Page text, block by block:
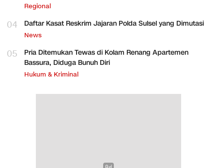
Regional
04 Daftar Kasat Reskrim Jajaran Polda Sulsel yang Dimutasi
News
05
Pria Ditemukan Tewas di Kolam Renang Apartemen
Bassura, Diduga Bunuh Diri
Hukum & Kriminal